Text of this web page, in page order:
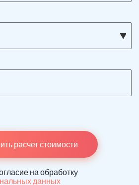
расчет стоимости
на обработку
данных